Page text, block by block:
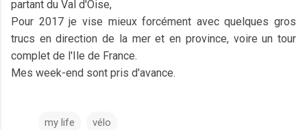
partant du Val d'Oise,
Pour 2017 je vise mieux forcément avec quelques gros
trucs en direction de la mer et en province, voire un tour
complet de l'Ile de France.
Mes week-end sont pris d'avance.
my life vélo